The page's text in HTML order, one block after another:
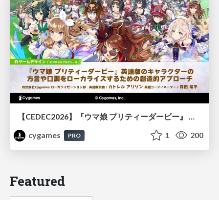
【CEDEC2026】『ウマ娘 プリティーダービー』 英語版のキャラクターの方言や口調をローカライズするための創造的アプローチ
cygames
PRO 1 200
Featured